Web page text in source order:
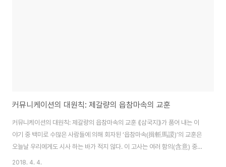
커뮤니케이션의 대원칙: 제갈량의 읍참마속의 교훈
커뮤니케이션의 대원칙: 제갈량의 읍참마속의 교훈 ⟪삼국지⟫가 품어 내는 이
야기 중 백미로 수많은 사람들에 의해 회자된 ‘읍참마속(揖斬馬謖)’의 교훈은
오늘날 우리에게도 시사 하는 바가 적지 않다. 이 고사는 여러 함의(含意) 중
커뮤니케이션의 중요성을 잘 드러내 준다고 할 수 있다. 잘 알다시피 ‘읍참마
2018. 4. 4.